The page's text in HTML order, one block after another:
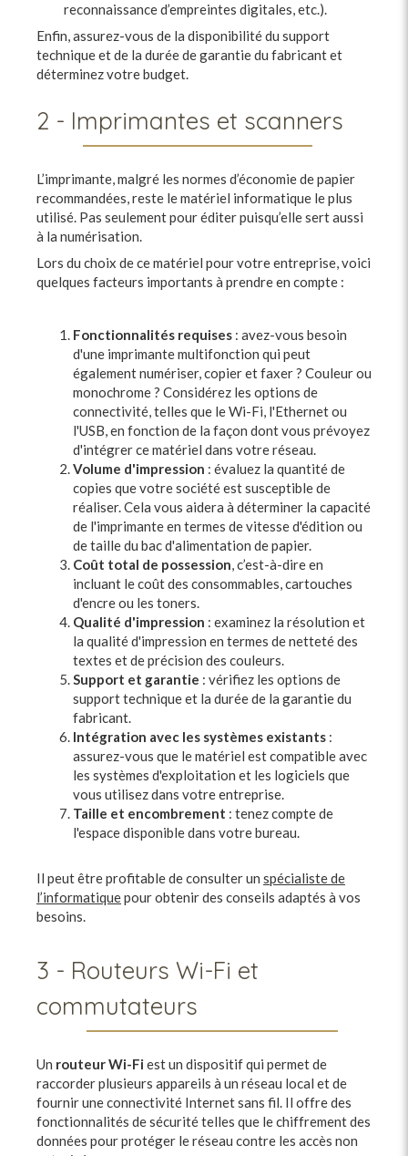
reconnaissance d’empreintes digitales, etc.).
Enfin, assurez-vous de la disponibilité du support
technique et de la durée de garantie du fabricant et
déterminez votre budget.
2 - Imprimantes et scanners
L’imprimante, malgré les normes d’économie de papier
recommandées, reste le matériel informatique le plus
utilisé. Pas seulement pour éditer puisqu’elle sert aussi
à la numérisation.
Lors du choix de ce matériel pour votre entreprise, voici
quelques facteurs importants à prendre en compte :
Fonctionnalités requises : avez-vous besoin
d'une imprimante multifonction qui peut
également numériser, copier et faxer ? Couleur ou
monochrome ? Considérez les options de
connectivité, telles que le Wi-Fi, l'Ethernet ou
l'USB, en fonction de la façon dont vous prévoyez
d'intégrer ce matériel dans votre réseau.
Volume d'impression : évaluez la quantité de
copies que votre société est susceptible de
réaliser. Cela vous aidera à déterminer la capacité
de l'imprimante en termes de vitesse d'édition ou
de taille du bac d'alimentation de papier.
Coût total de possession, c’est-à-dire en
incluant le coût des consommables, cartouches
d'encre ou les toners.
Qualité d'impression : examinez la résolution et
la qualité d'impression en termes de netteté des
textes et de précision des couleurs.
Support et garantie : vérifiez les options de
support technique et la durée de la garantie du
fabricant.
Intégration avec les systèmes existants :
assurez-vous que le matériel est compatible avec
les systèmes d'exploitation et les logiciels que
vous utilisez dans votre entreprise.
Taille et encombrement : tenez compte de
l'espace disponible dans votre bureau.
Il peut être profitable de consulter un spécialiste de
l’informatiquepour obtenir des conseils adaptés à vos
besoins.
3 - Routeurs Wi-Fi et
commutateurs
Un routeur Wi-Fi est un dispositif qui permet de
raccorder plusieurs appareils à un réseau local et de
fournir une connectivité Internet sans fil. Il offre des
fonctionnalités de sécurité telles que le chiffrement des
données pour protéger le réseau contre les accès non